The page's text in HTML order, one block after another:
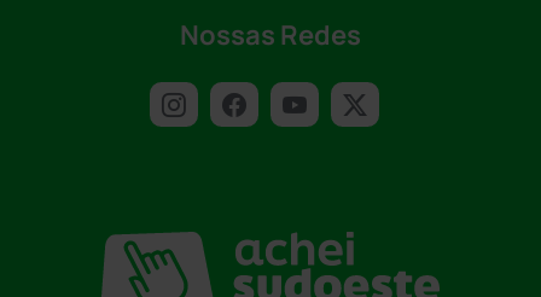
Nossas Redes